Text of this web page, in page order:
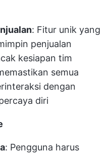
: Fitur unik yang
penjualan
kesiapan tim
semua
dengan
diri
: Pengguna harus